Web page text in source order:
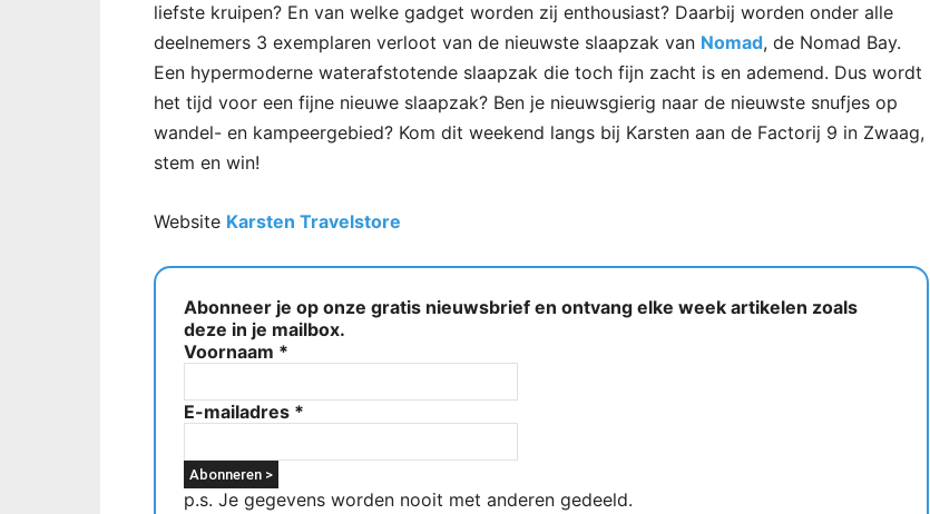
liefste kruipen? En van welke gadget worden zij enthousiast? Daarbij worden onder alle
deelnemers 3 exemplaren verloot van de nieuwste slaapzak van Nomad, de Nomad Bay.
Een hypermoderne waterafstotende slaapzak die toch fijn zacht is en ademend. Dus wordt
het tijd voor een fijne nieuwe slaapzak? Ben je nieuwsgierig naar de nieuwste snufjes op
wandel- en kampeergebied? Kom dit weekend langs bij Karsten aan de Factorij 9 in Zwaag,
stem en win!
Website Karsten Travelstore
Abonneer je op onze gratis nieuwsbrief en ontvang elke week artikelen zoals
deze in je mailbox.
Voornaam *
E-mailadres *
p.s. Je gegevens worden nooit met anderen gedeeld.